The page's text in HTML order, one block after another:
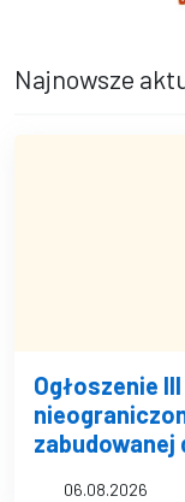
Najnowsze
Ogłoszenie
zabudowanej
06.08.2026